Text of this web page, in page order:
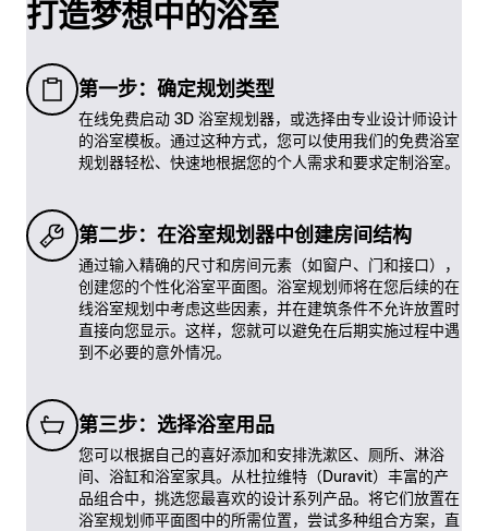
打造梦想中的浴室
第一步：确定规划类型
在线免费启动 3D 浴室规划器，或选择由专业设计师设计
的浴室模板。通过这种方式，您可以使用我们的免费浴室
规划器轻松、快速地根据您的个人需求和要求定制浴室。
第二步：在浴室规划器中创建房间结构
通过输入精确的尺寸和房间元素（如窗户、门和接口），
创建您的个性化浴室平面图。浴室规划师将在您后续的在
线浴室规划中考虑这些因素，并在建筑条件不允许放置时
直接向您显示。这样，您就可以避免在后期实施过程中遇
到不必要的意外情况。
第三步：选择浴室用品
您可以根据自己的喜好添加和安排洗漱区、厕所、淋浴
间、浴缸和浴室家具。从杜拉维特（Duravit）丰富的产
品组合中，挑选您最喜欢的设计系列产品。将它们放置在
浴室规划师平面图中的所需位置，尝试多种组合方案，直